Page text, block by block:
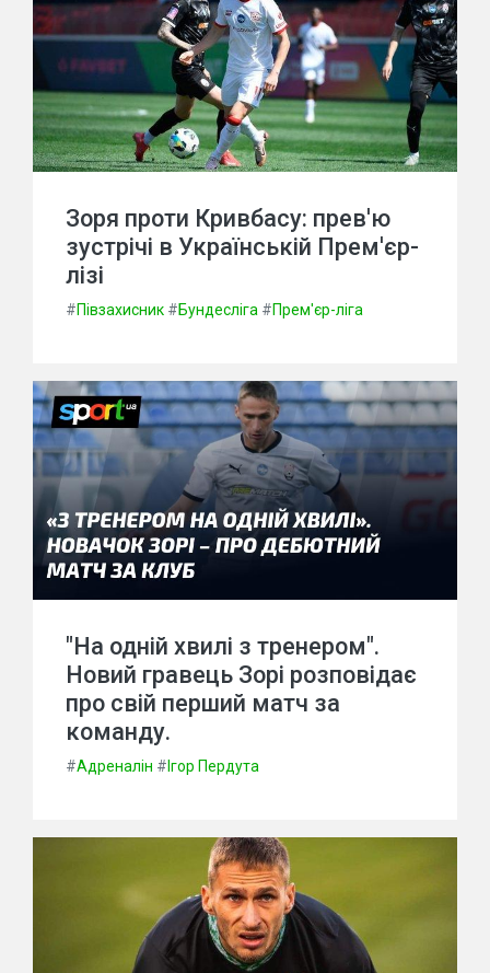
Зоря проти Кривбасу: прев'ю
зустрічі в Українській Прем'єр-
лізі
#Півзахисник #Бундесліга #Прем'єр-ліга
"На одній хвилі з тренером".
Новий гравець Зорі розповідає
про свій перший матч за
команду.
#Адреналін # Ігор Пердута